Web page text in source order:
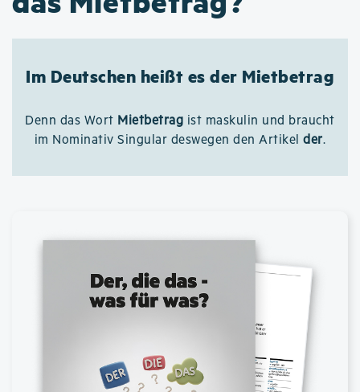
Im Deutschen heißt es der Mietbetrag
Denn das Wort Mietbetrag ist maskulin und braucht
im Nominativ Singular deswegen den Artikelder.